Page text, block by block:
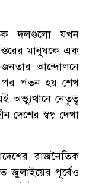
দলগুলো যখন
মানুষকে এক
জনতার আন্দোলনে
পর পতন হয় শেখ
অভ্যুত্থানে নেতৃত্ব
দেশের স্বপ্ন দেখা
রাজনৈতিক
জুলাইয়ের পূর্বেও